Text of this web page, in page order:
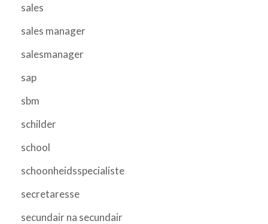
sales
sales manager
salesmanager
sap
sbm
schilder
school
schoonheidsspecialiste
secretaresse
secundair na secundair